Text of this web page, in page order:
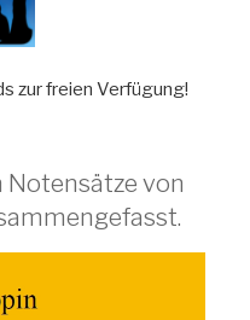
zur freien Verfügung!
Notensätze von